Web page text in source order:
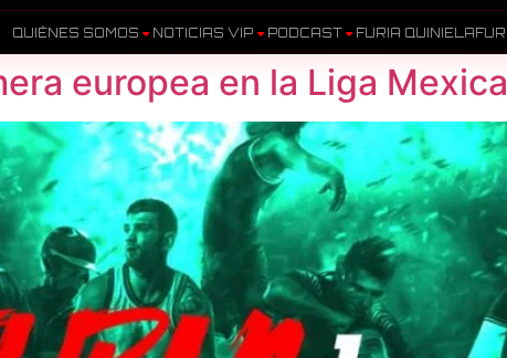
QUIÉNES SOMOS NOTICIAS VIP PODCAST FURIA QUINIELA
europea en la Liga